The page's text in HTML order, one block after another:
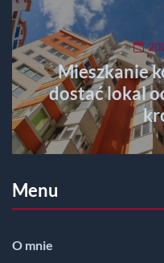
Mieszkanie
dostać lokal
Menu
O mnie